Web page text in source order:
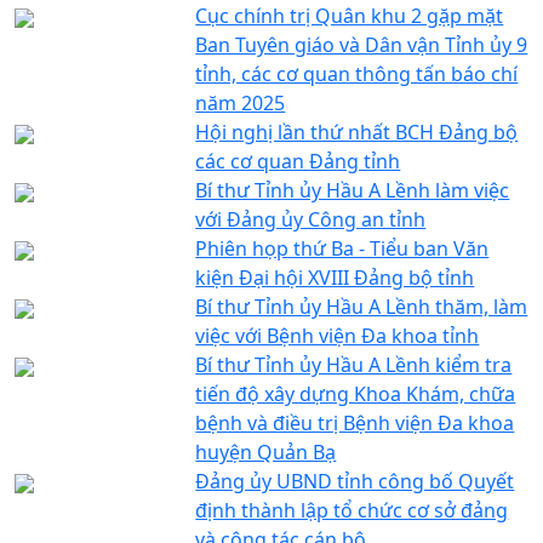
Cục chính trị Quân khu 2 gặp mặt
Ban Tuyên giáo và Dân vận Tỉnh ủy 9
tỉnh, các cơ quan thông tấn báo chí
năm 2025
Hội nghị lần thứ nhất BCH Đảng bộ
các cơ quan Đảng tỉnh
Bí thư Tỉnh ủy Hầu A Lềnh làm việc
với Đảng ủy Công an tỉnh
Phiên họp thứ Ba - Tiểu ban Văn
kiện Đại hội XVIII Đảng bộ tỉnh
Bí thư Tỉnh ủy Hầu A Lềnh thăm, làm
việc với Bệnh viện Đa khoa tỉnh
Bí thư Tỉnh ủy Hầu A Lềnh kiểm tra
tiến độ xây dựng Khoa Khám, chữa
bệnh và điều trị Bệnh viện Đa khoa
huyện Quản Bạ
Đảng ủy UBND tỉnh công bố Quyết
định thành lập tổ chức cơ sở đảng